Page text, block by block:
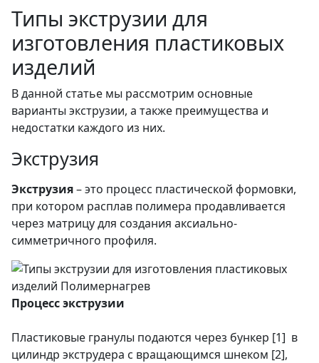
Типы экструзии для
изготовления пластиковых
изделий
В данной статье мы рассмотрим основные
варианты экструзии, а также преимущества и
недостатки каждого из них.
Экструзия
Экструзия– это процесс пластической формовки,
при котором расплав полимера продавливается
через матрицу для создания аксиально-
симметричного профиля.
Процесс экструзии
Пластиковые гранулы подаются через бункер [1] в
цилиндр экструдера с вращающимся шнеком [2],